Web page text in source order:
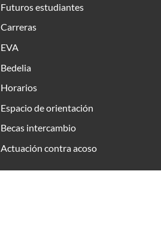
Futuros estudiantes
Carreras
EVA
Bedelia
Horarios
Espacio de orientación
Becas intercambio
Actuación contra acoso